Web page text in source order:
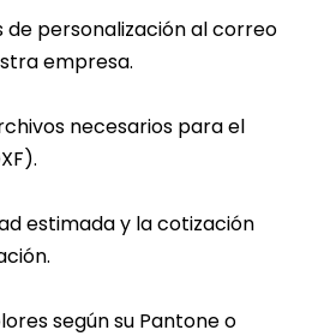
de personalización al correo
empresa.
necesarios para el
estimada y la cotización
según su Pantone o